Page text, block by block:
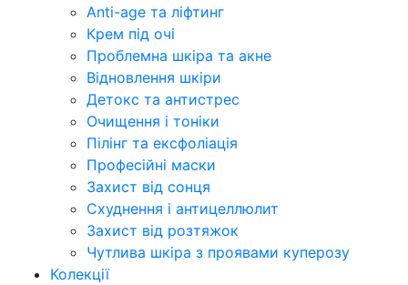
Anti-age та ліфтинг
Крем під очі
Проблемна шкіра та акне
Відновлення шкіри
Детокс та антистрес
Очищення і тоніки
Пілінг та ексфоліація
Професійні маски
Захист від сонця
Схуднення і антицеллюлит
Захист від розтяжок
Чутлива шкіра з проявами куперозу
Колекції